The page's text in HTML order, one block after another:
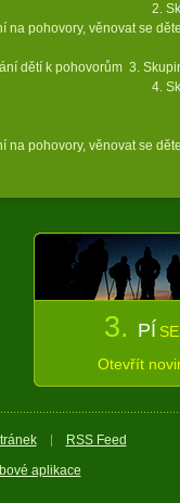
9:15-
věnovat se dětem,
k pohovorům 3.
11:45-
věnovat se dětem,
3. PÍ
Otevřít
RSS Feed
aplikace